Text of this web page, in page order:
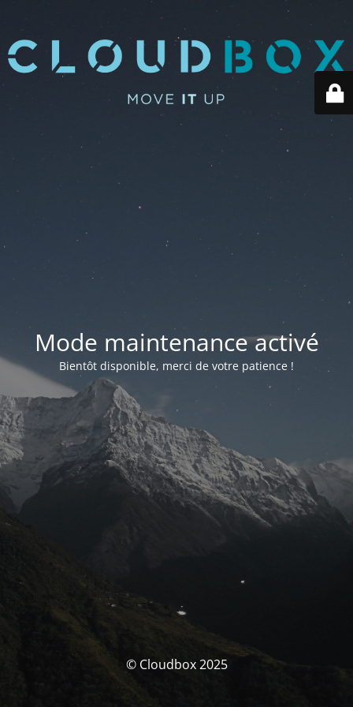
Mode maintenance activé
Bientôt disponible, merci de votre patience !
© Cloudbox 2025